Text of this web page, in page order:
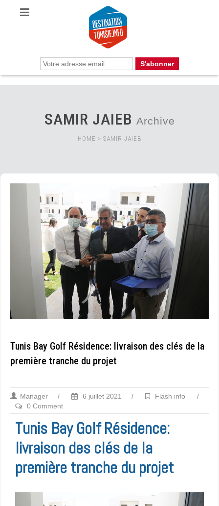
SAMIR JAIEB Archive
HOME > SAMIR JAIEB
Tunis Bay Golf Résidence: livraison des clés de la
première tranche du projet
Manager / 6 juillet 2021 / Flash info
/
0 Comment
Tunis Bay Golf Résidence:
livraison des clés de la
première tranche du projet